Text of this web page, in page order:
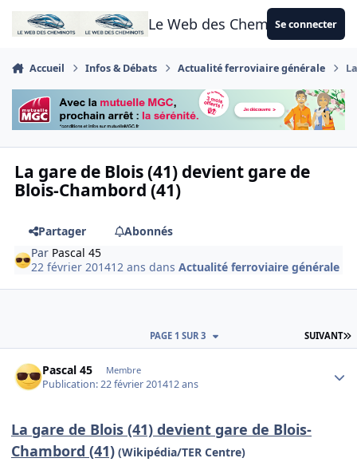
Aller au contenu
Le Web des CheminotsSe connecter
Accueil Infos & Débats Actualité ferroviaire générale
La gare de Blois (41) devient gare de
Blois-Chambord (41)
Partager
Abonnés
Par Pascal 45
22 février 201412 ans dansActualité ferroviaire générale
SUIVANT
PAGE 1 SUR 3
Pascal 45 Membre
Publication:22 février 201412 ans
La gare de Blois (41) devient gare de Blois-
Chambord (41) (Wikipédia/TER Centre)